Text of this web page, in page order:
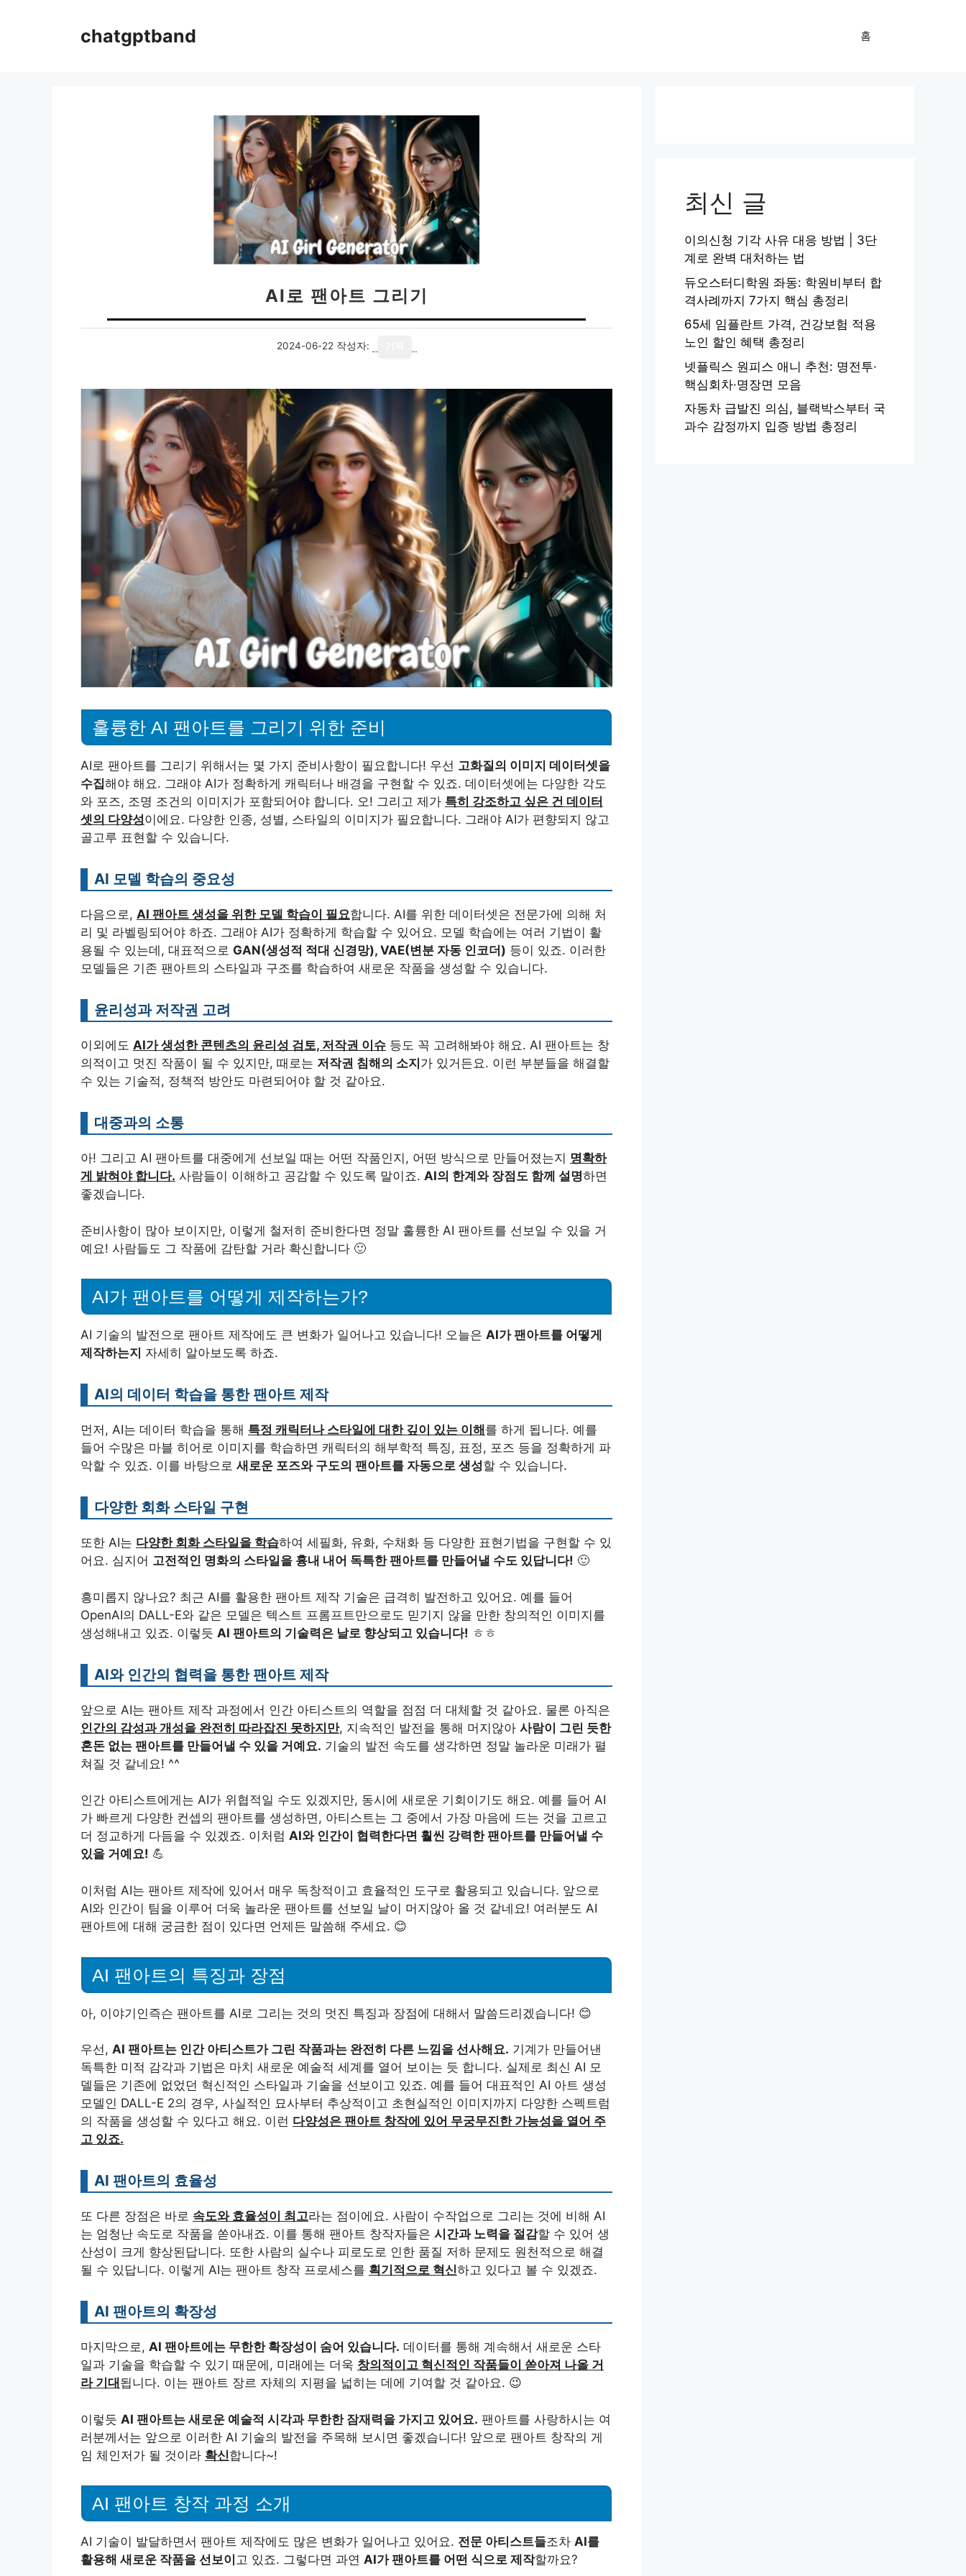
chatgptband 홈
AI로 팬아트 그리기
2024-06-22 작성자:
훌륭한 AI 팬아트를 그리기 위한 준비
AI로 팬아트를 그리기 위해서는 몇 가지 준비사항이 필요합니다! 우선 고화질의 이미지 데이터셋을
수집해야 해요. 그래야 AI가 정확하게 캐릭터나 배경을 구현할 수 있죠. 데이터셋에는 다양한 각도
와 포즈, 조명 조건의 이미지가 포함되어야 합니다. 오! 그리고 제가 특히 강조하고 싶은 건 데이터
셋의 다양성이에요. 다양한 인종, 성별, 스타일의 이미지가 필요합니다. 그래야 AI가 편향되지 않고
골고루 표현할 수 있습니다.
AI 모델 학습의 중요성
다음으로, AI 팬아트 생성을 위한 모델 학습이 필요합니다. AI를 위한 데이터셋은 전문가에 의해 처
리 및 라벨링되어야 하죠. 그래야 AI가 정확하게 학습할 수 있어요. 모델 학습에는 여러 기법이 활
용될 수 있는데, 대표적으로 GAN(생성적 적대 신경망), VAE(변분 자동 인코더) 등이 있죠. 이러한
모델들은 기존 팬아트의 스타일과 구조를 학습하여 새로운 작품을 생성할 수 있습니다.
윤리성과 저작권 고려
이외에도 AI가 생성한 콘텐츠의 윤리성 검토, 저작권 이슈 등도 꼭 고려해봐야 해요. AI 팬아트는 창
의적이고 멋진 작품이 될 수 있지만, 때로는 저작권 침해의 소지 가 있거든요. 이런 부분들을 해결할
수 있는 기술적, 정책적 방안도 마련되어야 할 것 같아요.
대중과의 소통
아! 그리고 AI 팬아트를 대중에게 선보일 때는 어떤 작품인지, 어떤 방식으로 만들어졌는지 명확하
게 밝혀야 합니다. 사람들이 이해하고 공감할 수 있도록 말이죠. AI의 한계와 장점도 함께 설명하면
좋겠습니다.
준비사항이 많아 보이지만, 이렇게 철저히 준비한다면 정말 훌륭한 AI 팬아트를 선보일 수 있을 거
예요! 사람들도 그 작품에 감탄할 거라 확신합니다 🙂
AI가 팬아트를 어떻게 제작하는가?
AI 기술의 발전으로 팬아트 제작에도 큰 변화가 일어나고 있습니다! 오늘은 AI가 팬아트를 어떻게
제작하는지 자세히 알아보도록 하죠.
AI의 데이터 학습을 통한 팬아트 제작
먼저, AI는 데이터 학습을 통해 특정 캐릭터나 스타일에 대한 깊이 있는 이해 를 하게 됩니다. 예를
들어 수많은 마블 히어로 이미지를 학습하면 캐릭터의 해부학적 특징, 표정, 포즈 등을 정확하게 파
악할 수 있죠. 이를 바탕으로 새로운 포즈와 구도의 팬아트를 자동으로 생성할 수 있습니다.
다양한 회화 스타일 구현
또한 AI는 다양한 회화 스타일을 학습하여 세필화, 유화, 수채화 등 다양한 표현기법을 구현할 수 있
어요. 심지어 고전적인 명화의 스타일을 흉내 내어 독특한 팬아트를 만들어낼 수도 있답니다! 🙂
흥미롭지 않나요? 최근 AI를 활용한 팬아트 제작 기술은 급격히 발전하고 있어요. 예를 들어
OpenAI의 DALL-E와 같은 모델은 텍스트 프롬프트만으로도 믿기지 않을 만한 창의적인 이미지를
생성해내고 있죠. 이렇듯 AI 팬아트의 기술력은 날로 향상되고 있습니다! ㅎㅎ
AI와 인간의 협력을 통한 팬아트 제작
앞으로 AI는 팬아트 제작 과정에서 인간 아티스트의 역할을 점점 더 대체할 것 같아요. 물론 아직은
인간의 감성과 개성을 완전히 따라잡진 못하지만, 지속적인 발전을 통해 머지않아 사람이 그린 듯한
혼돈 없는 팬아트를 만들어낼 수 있을 거예요. 기술의 발전 속도를 생각하면 정말 놀라운 미래가 펼
쳐질 것 같네요! ^^
인간 아티스트에게는 AI가 위협적일 수도 있겠지만, 동시에 새로운 기회이기도 해요. 예를 들어 AI
가 빠르게 다양한 컨셉의 팬아트를 생성하면, 아티스트는 그 중에서 가장 마음에 드는 것을 고르고
더 정교하게 다듬을 수 있겠죠. 이처럼 AI와 인간이 협력한다면 훨씬 강력한 팬아트를 만들어낼 수
있을 거예요! 💪
이처럼 AI는 팬아트 제작에 있어서 매우 독창적이고 효율적인 도구로 활용되고 있습니다. 앞으로
AI와 인간이 팀을 이루어 더욱 놀라운 팬아트를 선보일 날이 머지않아 올 것 같네요! 여러분도 AI
팬아트에 대해 궁금한 점이 있다면 언제든 말씀해 주세요. 😊
AI 팬아트의 특징과 장점
아, 이야기인즉슨 팬아트를 AI로 그리는 것의 멋진 특징과 장점에 대해서 말씀드리겠습니다! 😊
우선, AI 팬아트는 인간 아티스트가 그린 작품과는 완전히 다른 느낌을 선사해요. 기계가 만들어낸
독특한 미적 감각과 기법은 마치 새로운 예술적 세계를 열어 보이는 듯 합니다. 실제로 최신 AI 모
델들은 기존에 없었던 혁신적인 스타일과 기술을 선보이고 있죠. 예를 들어 대표적인 AI 아트 생성
모델인 DALL-E 2의 경우, 사실적인 묘사부터 추상적이고 초현실적인 이미지까지 다양한 스펙트럼
의 작품을 생성할 수 있다고 해요. 이런 다양성은 팬아트 창작에 있어 무궁무진한 가능성을 열어 주
고 있죠.
AI 팬아트의 효율성
또 다른 장점은 바로 속도와 효율성이 최고라는 점이에요. 사람이 수작업으로 그리는 것에 비해 AI
는 엄청난 속도로 작품을 쏟아내죠. 이를 통해 팬아트 창작자들은 시간과 노력을 절감할 수 있어 생
산성이 크게 향상된답니다. 또한 사람의 실수나 피로도로 인한 품질 저하 문제도 원천적으로 해결
될 수 있답니다. 이렇게 AI는 팬아트 창작 프로세스를 획기적으로 혁신하고 있다고 볼 수 있겠죠.
AI 팬아트의 확장성
마지막으로, AI 팬아트에는 무한한 확장성이 숨어 있습니다. 데이터를 통해 계속해서 새로운 스타
일과 기술을 학습할 수 있기 때문에, 미래에는 더욱 창의적이고 혁신적인 작품들이 쏟아져 나올 거
라 기대 됩니다. 이는 팬아트 장르 자체의 지평을 넓히는 데에 기여할 것 같아요. 😉
이렇듯 AI 팬아트는 새로운 예술적 시각과 무한한 잠재력을 가지고 있어요. 팬아트를 사랑하시는 여
러분께서는 앞으로 이러한 AI 기술의 발전을 주목해 보시면 좋겠습니다! 앞으로 팬아트 창작의 게
임 체인저가 될 것이라 확신합니다~!
AI 팬아트 창작 과정 소개
AI 기술이 발달하면서 팬아트 제작에도 많은 변화가 일어나고 있어요. 전문 아티스트들조차 AI를
활용해 새로운 작품을 선보이 고 있죠. 그렇다면 과연 AI가 팬아트를 어떤 식으로 제작할까요?
최신 글
이의신청 기각 사유 대응 방법 | 3단
계로 완벽 대처하는 법
듀오스터디학원 좌동: 학원비부터 합
격사례까지 7가지 핵심 총정리
65세 임플란트 가격, 건강보험 적용
노인 할인 혜택 총정리
넷플릭스 원피스 애니 추천: 명전투·
핵심회차·명장면 모음
자동차 급발진 의심, 블랙박스부터 국
과수 감정까지 입증 방법 총정리